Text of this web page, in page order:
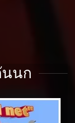
นนก